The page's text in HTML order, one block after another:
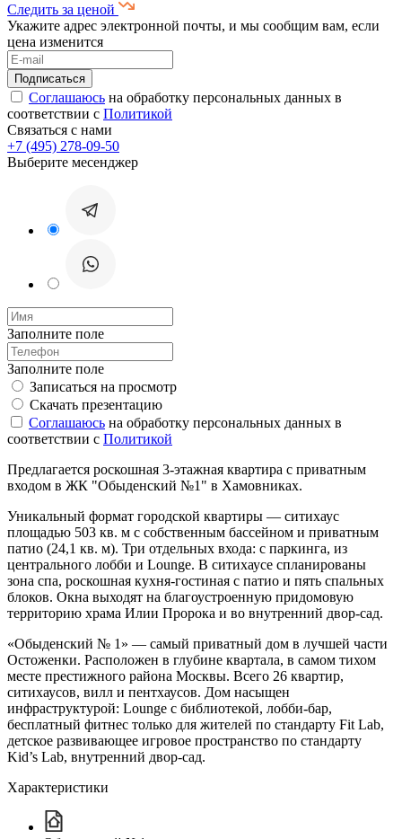
Следить за ценой
Укажите адрес электронной почты, и мы сообщим вам, если
цена изменится
Соглашаюсь на обработку персональных данных в
соответствии с Политикой
Связаться с нами
+7 (495) 278-09-50
Выберите месенджер
Заполните поле
Заполните поле
Записаться на просмотр
Скачать презентацию
Соглашаюсь на обработку персональных данных в
соответствии с Политикой
Предлагается роскошная 3-этажная квартира с приватным
входом в ЖК "Обыденский №1" в Хамовниках.
Уникальный формат городской квартиры — ситихаус
площадью 503 кв. м с собственным бассейном и приватным
патио (24,1 кв. м). Три отдельных входа: с паркинга, из
центрального лобби и Lounge. В ситихаусе спланированы
зона спа, роскошная кухня-гостиная с патио и пять спальных
блоков. Окна выходят на благоустроенную придомовую
территорию храма Илии Пророка и во внутренний двор-сад.
«Обыденский № 1» — самый приватный дом в лучшей части
Остоженки. Расположен в глубине квартала, в самом тихом
месте престижного района Москвы. Всего 26 квартир,
ситихаусов, вилл и пентхаусов. Дом насыщен
инфраструктурой: Lounge с библиотекой, лобби-бар,
бесплатный фитнес только для жителей по стандарту Fit Lab,
детское развивающее игровое пространство по стандарту
Kid’s Lab, внутренний двор-сад.
Характеристики